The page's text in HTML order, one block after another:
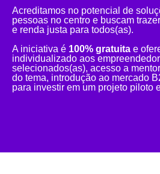
Acreditamos no potencial de
pessoas no centro e buscam
e renda justa para todos(as).
A iniciativa é 100% gratuita e
individualizado aos
selecionados(as), acesso a
do tema, introdução ao mercado
para investir em um projeto piloto